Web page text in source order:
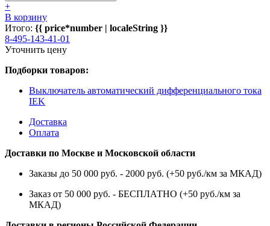
+
В корзину
Итого: {{ price*number | localeString }}
8-495-143-41-01
Уточнить цену
Подборки товаров:
Выключатель автоматический дифференциального тока
IEK
Доставка
Оплата
Доставки по Москве и Московской области
Заказы до 50 000 руб. - 2000 руб. (+50 руб./км за МКАД)
Заказ от 50 000 руб. - БЕСПЛАТНО (+50 руб./км за
МКАД)